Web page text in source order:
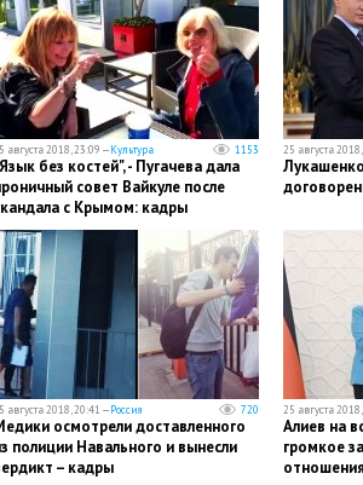
августа 2018, 23:09 —Культура 1153
без костей", - Пугачева дала
совет Вайкуле после
с Крымом: кадры
25 августа
августа 2018, 20:41 —Россия 720
осмотрели доставленного
полиции Навального и вынесли
– кадры
25 августа
Алиев на
громкое